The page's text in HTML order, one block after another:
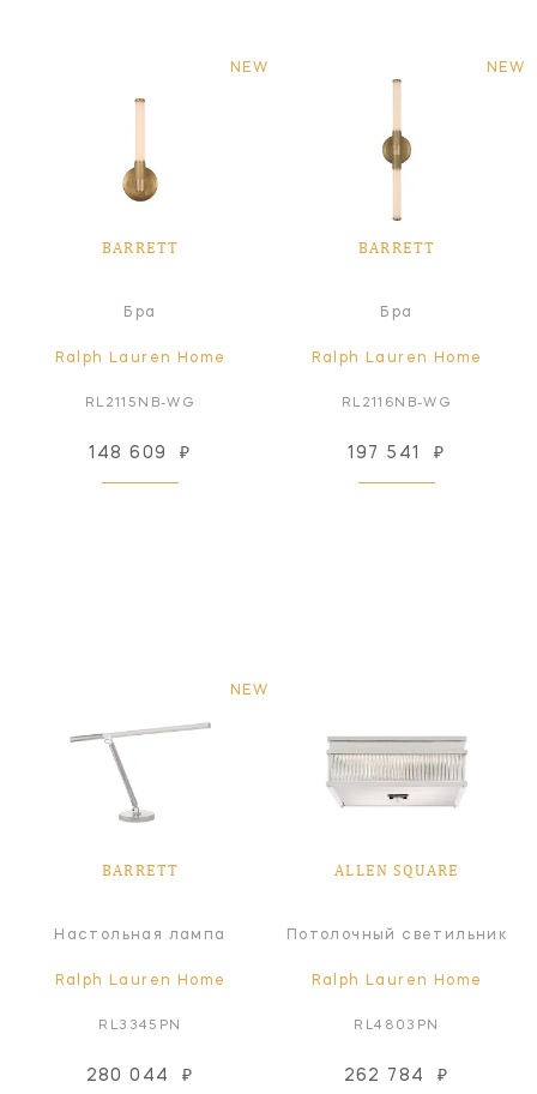
NEW
BARRETT
Бра
Ralph Lauren Home
RL2115NB-WG
148 609 ₽
NEW
BARRETT
Бра
Ralph Lauren Home
RL2116NB-WG
197 541 ₽
NEW
BARRETT
Настольная лампа
Ralph Lauren Home
RL3345PN
280 044 ₽
ALLEN SQUARE
Потолочный светильник
Ralph Lauren Home
RL4803PN
262 784 ₽